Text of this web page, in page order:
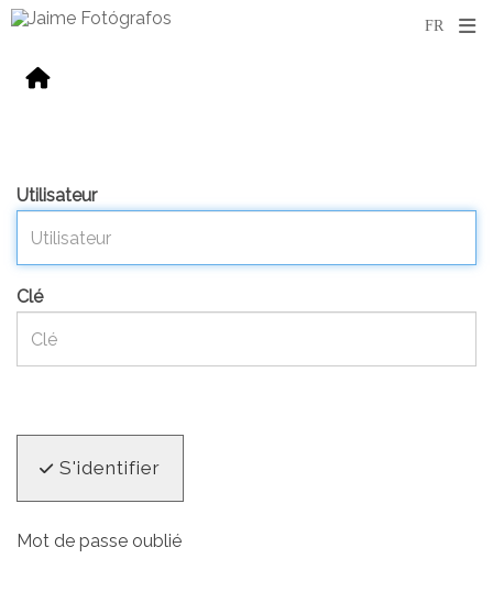
Utilisateur
Clé
S'identifier
Mot de passe oublié